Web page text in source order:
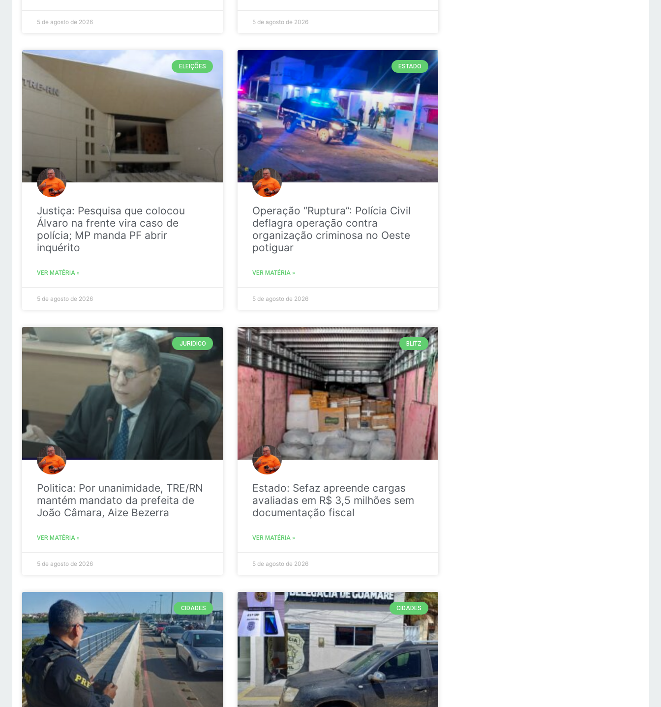
5 de agosto de 2026 5 de agosto de 2026
ELEIÇÕES
Justiça: Pesquisa que colocou
Álvaro na frente vira caso de
polícia; MP manda PF abrir
inquérito
VER MATÉRIA »
5 de agosto de 2026
ESTADO
Operação “Ruptura”: Polícia Civil
deflagra operação contra
organização criminosa no Oeste
potiguar
VER MATÉRIA »
5 de agosto de 2026
JURIDICO
Politica: Por unanimidade, TRE/RN
mantém mandato da prefeita de
João Câmara, Aize Bezerra
VER MATÉRIA »
5 de agosto de 2026
BLITZ
Estado: Sefaz apreende cargas
avaliadas em R$ 3,5 milhões sem
documentação fiscal
VER MATÉRIA »
5 de agosto de 2026
CIDADES CIDADES